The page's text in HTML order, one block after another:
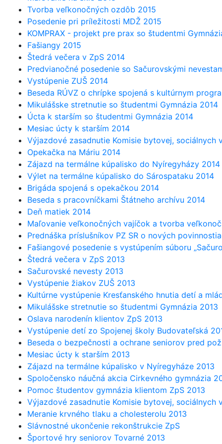
Tvorba veľkonočných ozdôb 2015
Posedenie pri príležitosti MDŽ 2015
KOMPRAX - projekt pre prax so študentmi
Fašiangy 2015
Štedrá večera v ZpS 2014
Predvianočné posedenie so Sačurovskými
Vystúpenie ZUŠ 2014
Beseda RÚVZ o chrípke spojená s kultúrnym
Mikulášske stretnutie so študentmi Gymnázia 2014
Úcta k starším so študentmi Gymnázia 2014
Mesiac úcty k starším 2014
Výjazdové zasadnutie Komisie bytovej, sociálnych
Opekačka na Máriu 2014
Zájazd na termálne kúpalisko do Nyíregyházy 2014
Výlet na termálne kúpalisko do Sárospataku 2014
Brigáda spojená s opekačkou 2014
Beseda s pracovníčkami Štátneho archívu 2014
Deň matiek 2014
Maľovanie veľkonočných vajíčok a tvorba
Prednáška príslušníkov PZ SR o nových
Fašiangové posedenie s vystúpením súboru
Štedrá večera v ZpS 2013
Sačurovské nevesty 2013
Vystúpenie žiakov ZUŠ 2013
Kultúrne vystúpenie Kresťanského hnutia detí a
Mikulášske stretnutie so študentmi Gymnázia 2013
Oslava narodenín klientov ZpS 2013
Vystúpenie detí zo Spojenej školy Budovateľská
Beseda o bezpečnosti a ochrane seniorov pred
Mesiac úcty k starším 2013
Zájazd na termálne kúpalisko v Nyíregyháze 2013
Spoločensko náučná akcia Cirkevného gymnázia
Pomoc študentov gymnázia klientom ZpS 2013
Výjazdové zasadnutie Komisie bytovej, sociálnych
Meranie krvného tlaku a cholesterolu 2013
Slávnostné ukončenie rekonštrukcie ZpS
Športové hry seniorov Tovarné 2013